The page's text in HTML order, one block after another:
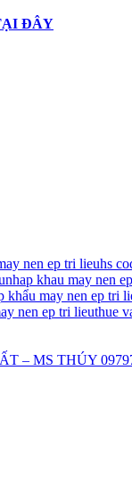
ĐÂY
nen ep tri lieuhs
nhap khau may nen
khẩu may nen ep tri
nen ep tri lieuthue
– MS THÚY